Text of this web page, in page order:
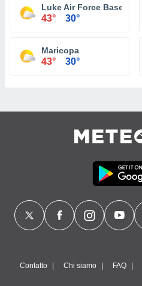
Luke Air Force Base
43° 30°
Maricopa
43° 30°
Contatto Chi siamo FAQ